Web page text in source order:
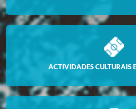
ACTIVIDADES CULTURAIS